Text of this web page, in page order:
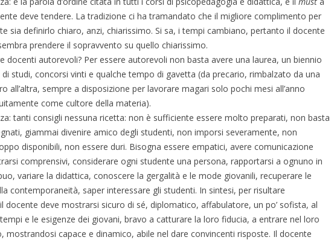
deve tendere. La tradizione ci ha tramandato che il migliore complimento per
sia definirlo chiaro, anzi, chiarissimo. Si sa, i tempi cambiano, pertanto il docente
prendere il sopravvento su quello chiarissimo.
docenti autorevoli? Per essere autorevoli non basta avere una laurea, un biennio
di studi, concorsi vinti e qualche tempo di gavetta (da precario, rimbalzato da una
all’altra, sempre a disposizione per lavorare magari solo pochi mesi all’anno
come cultore della materia).
tanti consigli nessuna ricetta: non è sufficiente essere molto preparati, non basta
giammai divenire amico degli studenti, non imporsi severamente, non
disponibili, non essere duri. Bisogna essere empatici, avere comunicazione
comprensivi, considerare ogni studente una persona, rapportarsi a ognuno in
variare la didattica, conoscere la gergalità e le mode giovanili, recuperare le
contemporaneità, saper interessare gli studenti. In sintesi, per risultare
docente deve mostrarsi sicuro di sé, diplomatico, affabulatore, un po’ sofista, al
e le esigenze dei giovani, bravo a catturare la loro fiducia, a entrare nel loro
mostrandosi capace e dinamico, abile nel dare convincenti risposte. Il docente